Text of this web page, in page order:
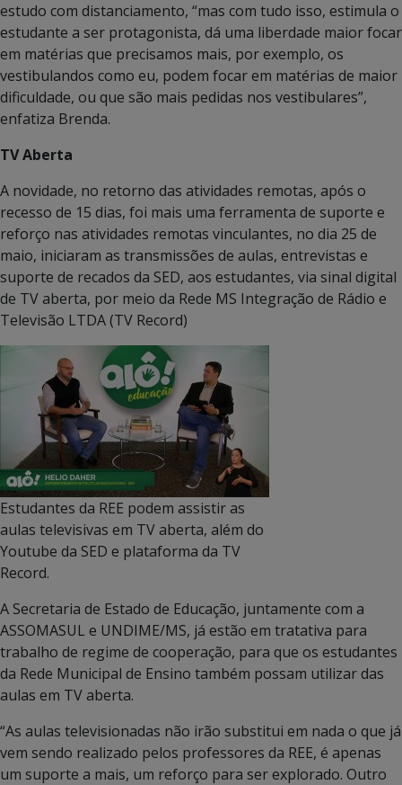
estudo com distanciamento, “mas com tudo isso, estimula o
estudante a ser protagonista, dá uma liberdade maior focar
em matérias que precisamos mais, por exemplo, os
vestibulandos como eu, podem focar em matérias de maior
dificuldade, ou que são mais pedidas nos vestibulares”,
enfatiza Brenda.
TV Aberta
A novidade, no retorno das atividades remotas, após o
recesso de 15 dias, foi mais uma ferramenta de suporte e
reforço nas atividades remotas vinculantes, no dia 25 de
maio, iniciaram as transmissões de aulas, entrevistas e
suporte de recados da SED, aos estudantes, via sinal digital
de TV aberta, por meio da Rede MS Integração de Rádio e
Televisão LTDA (TV Record)
Estudantes da REE podem assistir as
aulas televisivas em TV aberta, além do
Youtube da SED e plataforma da TV
Record.
A Secretaria de Estado de Educação, juntamente com a
ASSOMASUL e UNDIME/MS, já estão em tratativa para
trabalho de regime de cooperação, para que os estudantes
da Rede Municipal de Ensino também possam utilizar das
aulas em TV aberta.
“As aulas televisionadas não irão substitui em nada o que já
vem sendo realizado pelos professores da REE, é apenas
um suporte a mais, um reforço para ser explorado. Outro